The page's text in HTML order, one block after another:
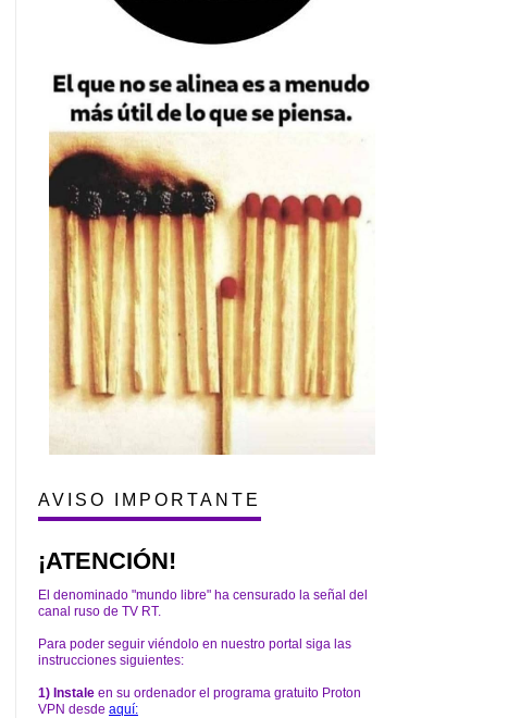
AVISO IMPORTANTE
¡ATENCIÓN!
El denominado "mundo libre" ha censurado la señal del
canal ruso de TV RT.
Para poder seguir viéndolo en nuestro portal siga las
instrucciones siguientes:
1) Instale en su ordenador el programa gratuito Proton
VPN desde aquí: